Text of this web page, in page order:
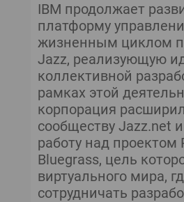
IBM продолжает
платформу
жизненным циклом
Jazz, реализующую
коллективной
рамках этой
корпорация
сообществу Jazz.net
работу над проектом
Bluegrass, цель
виртуального мира,
сотрудничать